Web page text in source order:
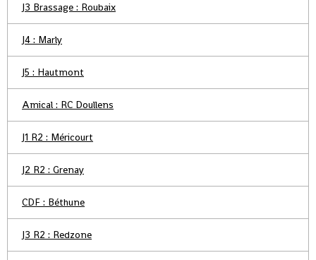
J3 Brassage : Roubaix
J4 : Marly
J5 : Hautmont
Amical : RC Doullens
J1 R2 : Méricourt
J2 R2 : Grenay
CDF : Béthune
J3 R2 : Redzone